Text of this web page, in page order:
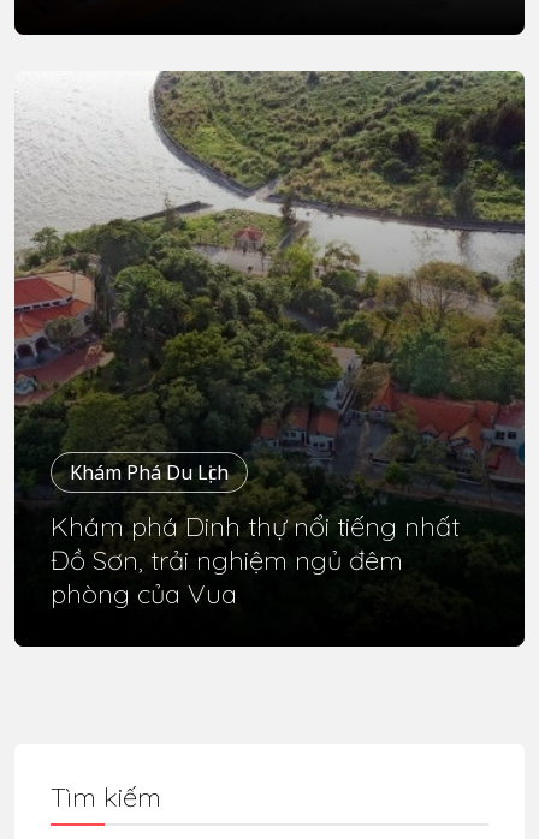
Khám Phá Du Lịch
Khám phá Dinh thự nổi tiếng nhất
Đồ Sơn, trải nghiệm ngủ đêm
phòng của Vua
Tìm kiếm